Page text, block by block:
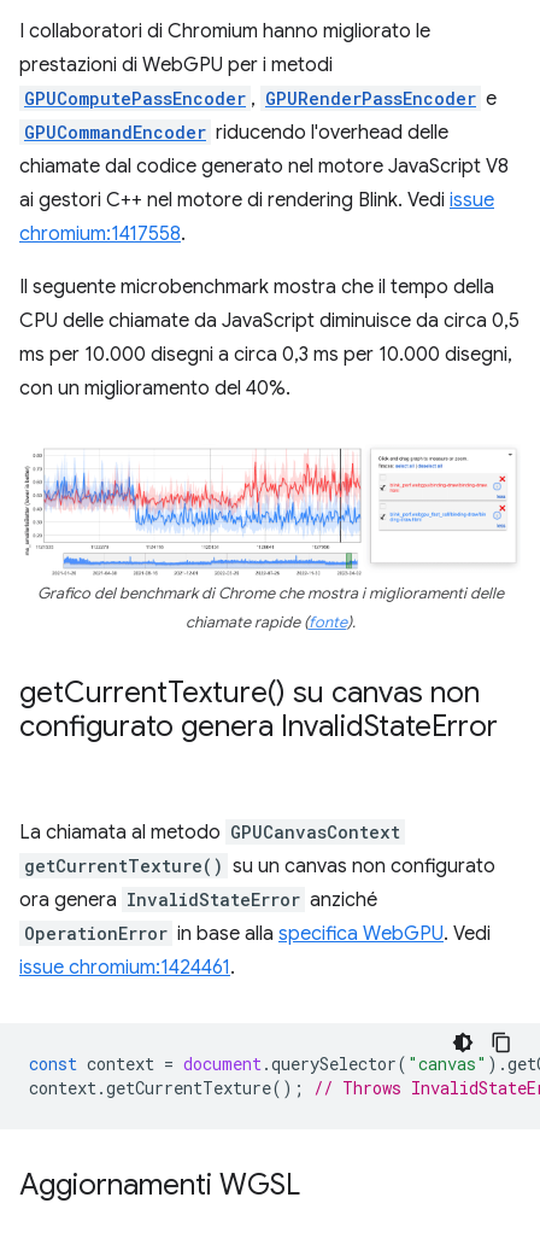
I collaboratori di Chromium hanno migliorato le
prestazioni di WebGPU per i metodi
GPUComputePassEncoder , GPURenderPassEncoder e
GPUCommandEncoder riducendo l'overhead delle
chiamate dal codice generato nel motore JavaScript V8
ai gestori C++ nel motore di rendering Blink. Vedi issue
chromium:1417558.
Il seguente microbenchmark mostra che il tempo della
CPU delle chiamate da JavaScript diminuisce da circa 0,5
ms per 10.000 disegni a circa 0,3 ms per 10.000 disegni,
con un miglioramento del 40%.
Grafico del benchmark di Chrome che mostra i miglioramenti delle
chiamate rapide (fonte).
getCurrentTexture() su canvas non
configurato genera InvalidStateError
La chiamata al metodo GPUCanvasContext
getCurrentTexture() su un canvas non configurato
ora genera InvalidStateError anziché
OperationError in base alla specifica WebGPU. Vedi
issue chromium:1424461.
const context = document.querySelector( "canvas" ).
context.getCurrentTexture(); // Throws
Aggiornamenti WGSL